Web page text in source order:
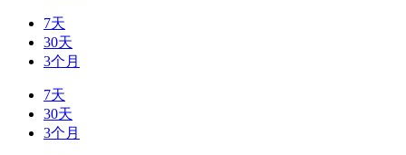
7天
30天
3个月
7天
30天
3个月